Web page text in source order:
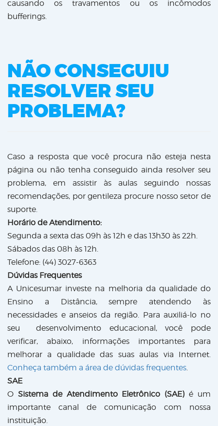
causando os travamentos ou os incômodos
bufferings.
NÃO CONSEGUIU
RESOLVER SEU
PROBLEMA?
Caso a resposta que você procura não esteja nesta
página ou não tenha conseguido ainda resolver seu
problema, em assistir às aulas seguindo nossas
recomendações, por gentileza procure nosso setor de
suporte.
Horário de Atendimento:
Segunda a sexta das 09h às 12h e das 13h30 às 22h.
Sábados das 08h às 12h.
Telefone: (44) 3027-6363
Dúvidas Frequentes
A Unicesumar investe na melhoria da qualidade do
Ensino a Distância, sempre atendendo às
necessidades e anseios da região. Para auxiliá-lo no
seu desenvolvimento educacional, você pode
verificar, abaixo, informações importantes para
melhorar a qualidade das suas aulas via Internet.
Conheça também a área de dúvidas frequentes.
SAE
O Sistema de Atendimento Eletrônico (SAE) é um
importante canal de comunicação com nossa
instituição.